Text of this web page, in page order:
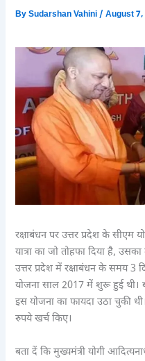
BySudarshan Vahini/August 7,
रक्षाबंधन पर उत्तर प्रदेश के सीएम
यात्रा का जो तोहफा दिया है,
उत्तर प्रदेश में रक्षाबंधन के समय 3
योजना साल 2017 में शुरू हुई थी।
इस योजना का फायदा उठा चुकी
रुपये खर्च किए।
बता दें कि मुख्यमंत्री योगी